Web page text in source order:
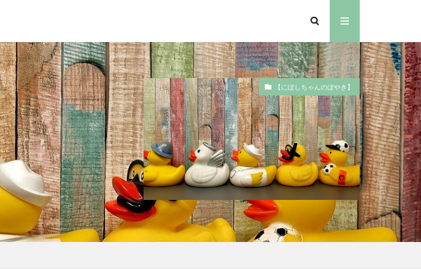
【にぼしちゃんのぼやき】